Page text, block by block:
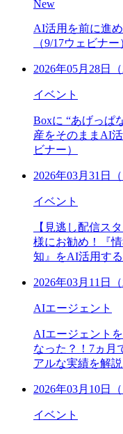
New
AI活用を前に進
（9/17ウェビナー
2026年05月28日（
イベント
Boxに “あげっぱ
産をそのままAI
ビナー）
2026年03月31日（
イベント
【見逃し配信ス
様にお勧め！『
知』をAI活用す
2026年03月11日（
AIエージェント
AIエージェント
なった？！7ヵ月
アルな実績を解
2026年03月10日（
イベント